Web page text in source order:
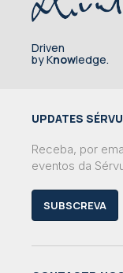
Driven
by Knowledge.
UPDATES
Receba, por
eventos da
SUBSCREVA